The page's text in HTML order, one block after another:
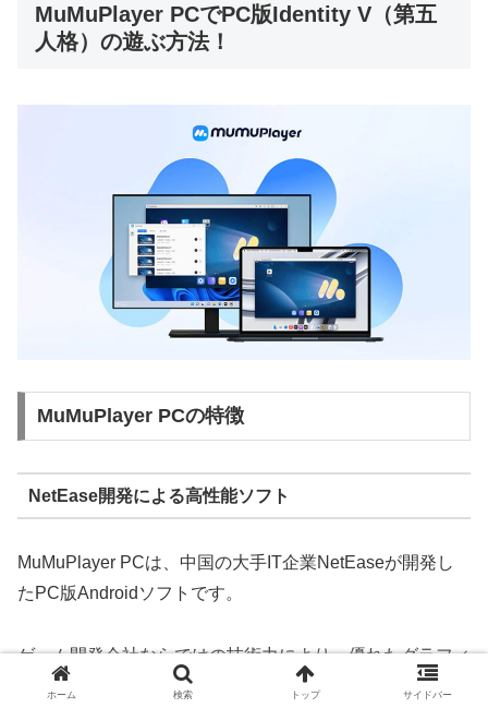
MuMuPlayer PCでPC版Identity V（第五
人格）の遊ぶ方法！
MuMuPlayer PCの特徴
NetEase開発による高性能ソフト
MuMuPlayer PCは、中国の大手IT企業NetEaseが開発し
たPC版Androidソフトです。
ゲーム開発会社ならではの技術力により、優れたグラフィ
ック性能と動作の安定性を実現しています。
ホーム 検索 トップ サイドバー